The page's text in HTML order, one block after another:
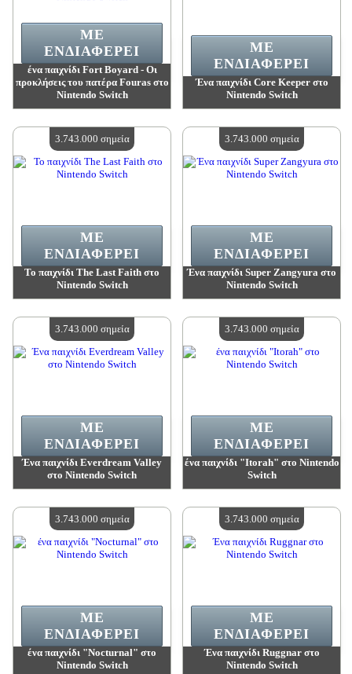
ένα παιχνίδι Fort Boyard - Οι
προκλήσεις του πατέρα Fouras στο
Nintendo Switch
Διαθέσιμη ποσότητα:4
ΜΕ
ΕΝΔΙΑΦΈΡΕΙ
Ένα παιχνίδι Core Keeper στο
Nintendo Switch
Διαθέσιμη ποσότητα:4
ΜΕ
ΕΝΔΙΑΦΈΡΕΙ
Το παιχνίδι The Last Faith στο
Nintendo Switch
Διαθέσιμη ποσότητα:4
ΜΕ
ΕΝΔΙΑΦΈΡΕΙ
3.743.000 σημεία
Ένα παιχνίδι Super Zangyura στο
Nintendo Switch
Διαθέσιμη ποσότητα:4
ΜΕ
ΕΝΔΙΑΦΈΡΕΙ
3.743.000 σημεία
Ένα παιχνίδι Everdream Valley
στο Nintendo Switch
Διαθέσιμη ποσότητα:4
ΜΕ
ΕΝΔΙΑΦΈΡΕΙ
3.743.000 σημεία
ένα παιχνίδι "Itorah" στο Nintendo
Switch
Διαθέσιμη ποσότητα:4
ΜΕ
ΕΝΔΙΑΦΈΡΕΙ
3.743.000 σημεία
ένα παιχνίδι "Nocturnal" στο
Nintendo Switch
ΜΕ
ΕΝΔΙΑΦΈΡΕΙ
3.743.000 σημεία
Ένα παιχνίδι Ruggnar στο
Nintendo Switch
ΜΕ
ΕΝΔΙΑΦΈΡΕΙ
3.743.000 σημεία